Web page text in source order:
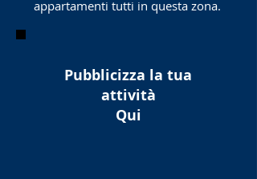
appartamenti tutti in questa zona.
Pubblicizza la tua
attività
Qui